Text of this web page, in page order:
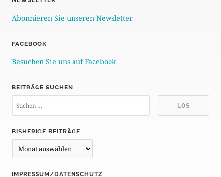
Abonnieren Sie unseren Newsletter
FACEBOOK
Besuchen Sie uns auf Facebook
BEITRÄGE SUCHEN
BISHERIGE BEITRÄGE
i
IMPRESSUM/DATENSCHUTZ